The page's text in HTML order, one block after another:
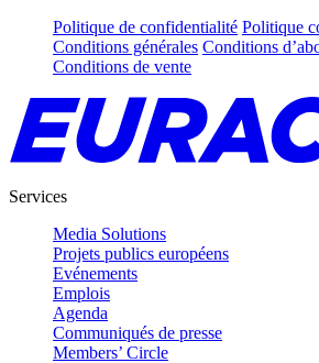
Politique de confidentialité Politique
Conditions générales Conditions
Conditions de vente
Services
Media Solutions
Projets publics européens
Evénements
Emplois
Agenda
Communiqués de presse
Members’ Circle